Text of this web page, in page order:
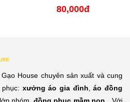
80,000đ
House chuyên sản xuất và cung
xưởng áo gia đình ,áo đồng